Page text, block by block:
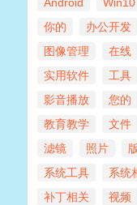
Android Win10
你的
办公开发
图像管理
在线
实用软件
工具
影音播放
您的
教育教学
文件
滤镜
照片
系统工具
系统
补丁相关
视频